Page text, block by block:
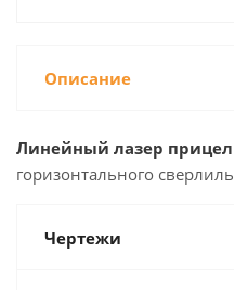
Описание
Линейный лазер
горизонтального
Чертежи